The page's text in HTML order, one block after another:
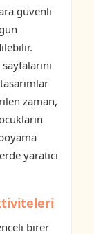
güvenli
zaman,
yaratıcı
birer